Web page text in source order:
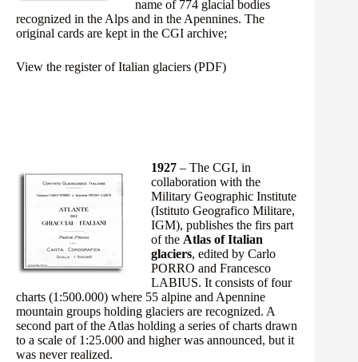
name of 774 glacial bodies
recognized in the Alps and in the Apennines. The
original cards are kept in the CGI archive;
View the register of Italian glaciers (PDF)
1927 – The CGI, in
collaboration with the
Military Geographic Institute
(Istituto Geografico Militare,
IGM), publishes the firs part
of the Atlas of Italian
glaciers, edited by Carlo
PORRO and Francesco
LABIUS. It consists of four
charts (1:500.000) where 55 alpine and Apennine
mountain groups holding glaciers are recognized. A
second part of the Atlas holding a series of charts drawn
to a scale of 1:25.000 and higher was announced, but it
was never realized.